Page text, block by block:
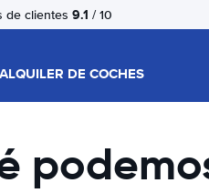
de clientes 9.1 / 10
DE COCHES